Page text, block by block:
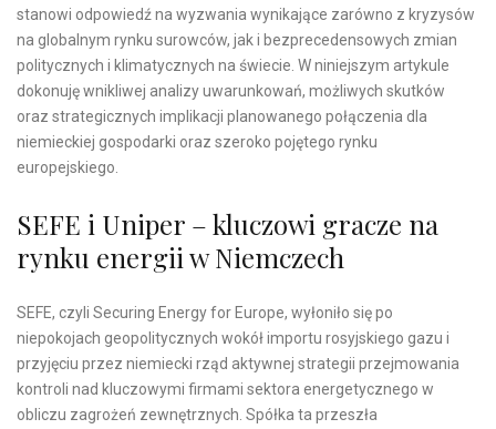
stanowi odpowiedź na wyzwania wynikające zarówno z kryzysów
na globalnym rynku surowców, jak i bezprecedensowych zmian
politycznych i klimatycznych na świecie. W niniejszym artykule
dokonuję wnikliwej analizy uwarunkowań, możliwych skutków
oraz strategicznych implikacji planowanego połączenia dla
niemieckiej gospodarki oraz szeroko pojętego rynku
europejskiego.
SEFE i Uniper – kluczowi gracze na
rynku energii w Niemczech
SEFE, czyli Securing Energy for Europe, wyłoniło się po
niepokojach geopolitycznych wokół importu rosyjskiego gazu i
przyjęciu przez niemiecki rząd aktywnej strategii przejmowania
kontroli nad kluczowymi firmami sektora energetycznego w
obliczu zagrożeń zewnętrznych. Spółka ta przeszła